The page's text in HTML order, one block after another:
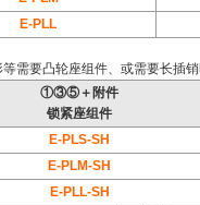
E-PLL
需要凸轮座组件、或需要长插
①③⑤＋附件
锁紧座组件
E-PLS-SH
E-PLM-SH
E-PLL-SH